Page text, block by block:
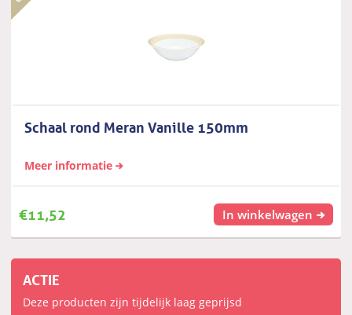
Schaal rond Meran Vanille 150mm
Meer informatie
€11,52 In winkelwagen
ACTIE
Deze producten zijn tijdelijk laag geprijsd